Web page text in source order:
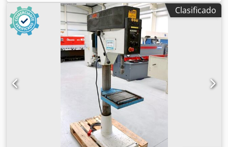
de giro 225 - 4300 rpm Diámetro de columna 90,0 mm
Distancia husillo/mesa 140 / 670 mm Potencia del motor
0,6 / 0,95 kW Peso 175 kg Altura de la máquina 1770 mm
Equipamiento: - Pulsador seta (con enclavamiento) para
PARADA DE EMERGENCIA - Inversor de giro para sentido
derecho e izquierdo - Interruptor de protección del motor -
Regulación continua de velocidad - Visualización digital de
la velocidad de giro - Grado de protección IP 54 - Enchufe
de conexión (montado de fábrica, longitud de cable 2 m) -
Protector del husillo con seguridad eléctrica Cjdpfjxabwzox
Acgsha - Pintura: pintura estructurada DD gris claro RAL
7035, antracita RAL 7016
Clasificado